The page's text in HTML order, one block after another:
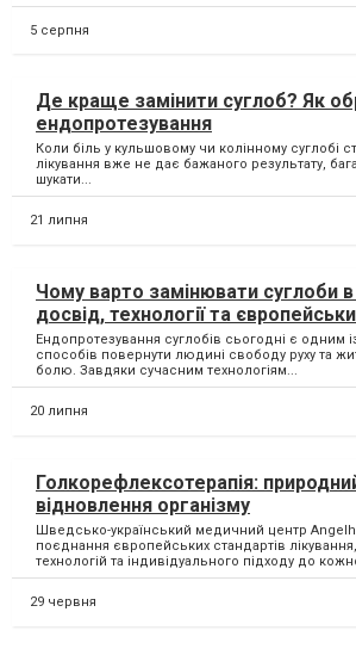
5 серпня
Де краще замінити суглоб? Як
ендопротезування
Коли біль у кульшовому чи колінному суглобі
лікування вже не дає бажаного результату,
шукати...
21 липня
Чому варто замінювати суглоби
досвід, технології та
Ендопротезування суглобів сьогодні є одним
способів повернути людині свободу руху та
болю. Завдяки сучасним технологіям...
20 липня
Голкорефлексотерапія:
відновлення організму
Шведсько-український медичний центр
поєднання європейських стандартів
технологій та індивідуального підходу до
29 червня